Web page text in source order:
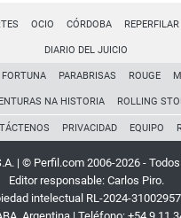
OCIO CÓRDOBA REPERFILAR
DIARIO DEL JUICIO
FORTUNA PARABRISAS ROUGE
NA HISTORIA ROLLING
PRIVACIDAD EQUIPO
| © Perfil.com 2006-2026 -
Editor responsable: Carlos Piro.
intelectual RL-2024-